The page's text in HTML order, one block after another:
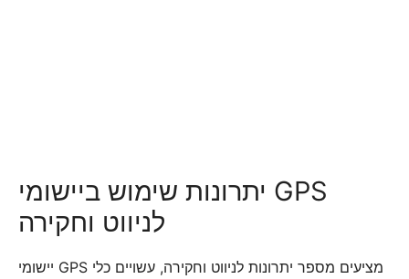
יתרונות שימוש ביישומי GPS
לניווט וחקירה
יישומי GPS מציעים מספר יתרונות לניווט וחקירה, עשויים כלי